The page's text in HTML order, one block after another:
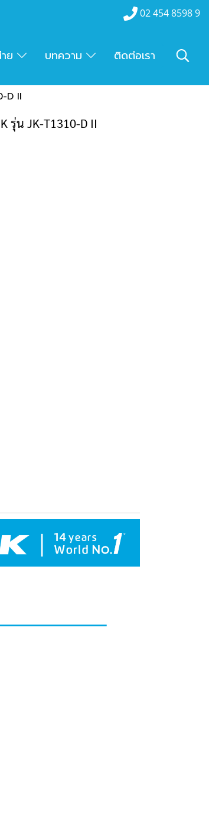
02 454 8598 9
ย บทความ ติดต่อเรา
D II
รุ่น JK-T1310-D II